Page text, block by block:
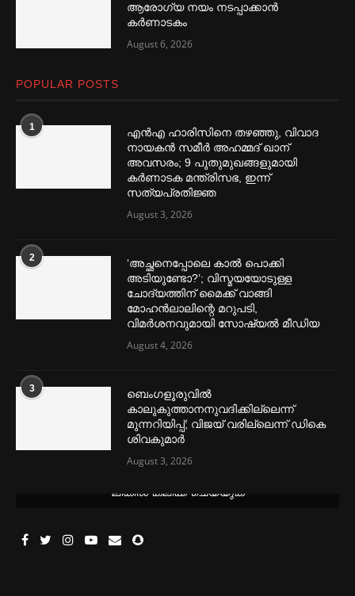
ആരോഗ്യ നയം നടപ്പാക്കാൻ
കര്‍ണാടകം
August 6, 2026
POPULAR POSTS
1
എൻഎ ഹാരിസിനെ തഴ‌‍ഞ്ഞു, വിവാദ
നായകൻ സമീര്‍ അഹമ്മദ് ഖാന്
അവസരം; 9 പുതുമുഖങ്ങളുമായി
കര്‍ണാടക മന്ത്രിസഭ, ഇന്ന്
സത്യപ്രതിജ്ഞ
August 3, 2026
2
‘അച്ഛനെപ്പോലെ കാല്‍ പൊക്കി
അടിയുണ്ടോ?’; വിസ്മയയോടുള്ള
ചോദ്യത്തിന് മൈക്ക് വാങ്ങി
മോഹൻലാലിന്റെ മറുപടി,
വിമര്‍ശനവുമായി സോഷ്യല്‍ മീഡിയ
August 4, 2026
3
ബെംഗളൂരുവില്‍
കാലുകുത്താനനുവദിക്കില്ലെന്ന്
മുന്നറിയിപ്പ്; വിജയ് വരില്ലെന്ന് ഡികെ
ശിവകുമാര്‍
August 3, 2026
ലിങ്കിൽ ക്ലിക്ക് ചെയ്യുക